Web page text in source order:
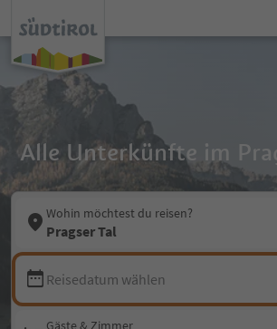
Alle Unterkünfte im
Wohin möchtest du reisen?
Pragser Tal
Reisedatum wählen
Gäste & Zimmer